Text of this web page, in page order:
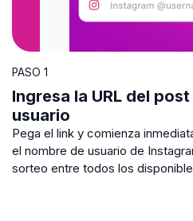
PASO 1
Ingresa la URL del
usuario
Pega el link y comienza
el nombre de usuario de
sorteo entre todos los